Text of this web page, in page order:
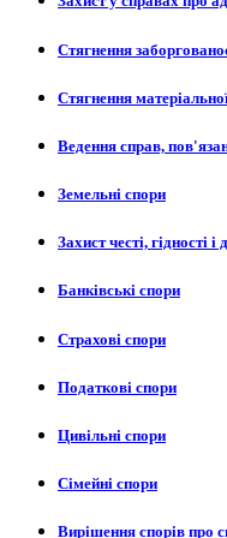
Стягнення
Стягнення
Ведення справ,
Земельні спори
Захист честі, гідності і
Банківські спори
Страхові спори
Податкові спори
Цивільні спори
Сімейні спори
Вирішення спорів про